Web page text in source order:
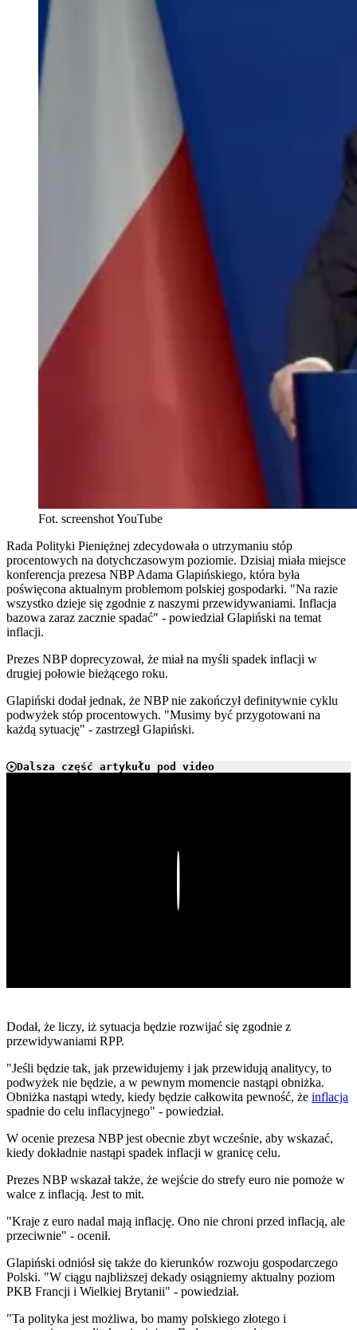
Fot. screenshot YouTube
Rada Polityki Pieniężnej zdecydowała o utrzymaniu stóp
procentowych na dotychczasowym poziomie. Dzisiaj miała miejsce
konferencja prezesa NBP Adama Glapińskiego, która była
poświęcona aktualnym problemom polskiej gospodarki. "Na razie
wszystko dzieje się zgodnie z naszymi przewidywaniami. Inflacja
bazowa zaraz zacznie spadać" - powiedział Glapiński na temat
inflacji.
Prezes NBP doprecyzował, że miał na myśli spadek inflacji w
drugiej połowie bieżącego roku.
Glapiński dodał jednak, że NBP nie zakończył definitywnie cyklu
podwyżek stóp procentowych. "Musimy być przygotowani na
każdą sytuację" - zastrzegł Glapiński.
Dalsza część artykułu pod video
Dodał, że liczy, iż sytuacja będzie rozwijać się zgodnie z
przewidywaniami RPP.
"Jeśli będzie tak, jak przewidujemy i jak przewidują analitycy, to
podwyżek nie będzie, a w pewnym momencie nastąpi obniżka.
Obniżka nastąpi wtedy, kiedy będzie całkowita pewność, że inflacja
spadnie do celu inflacyjnego" - powiedział.
W ocenie prezesa NBP jest obecnie zbyt wcześnie, aby wskazać,
kiedy dokładnie nastąpi spadek inflacji w granicę celu.
Prezes NBP wskazał także, że wejście do strefy euro nie pomoże w
walce z inflacją. Jest to mit.
"Kraje z euro nadal mają inflację. Ono nie chroni przed inflacją, ale
przeciwnie" - ocenił.
Glapiński odniósł się także do kierunków rozwoju gospodarczego
Polski. "W ciągu najbliższej dekady osiągniemy aktualny poziom
PKB Francji i Wielkiej Brytanii" - powiedział.
"Ta polityka jest możliwa, bo mamy polskiego złotego i